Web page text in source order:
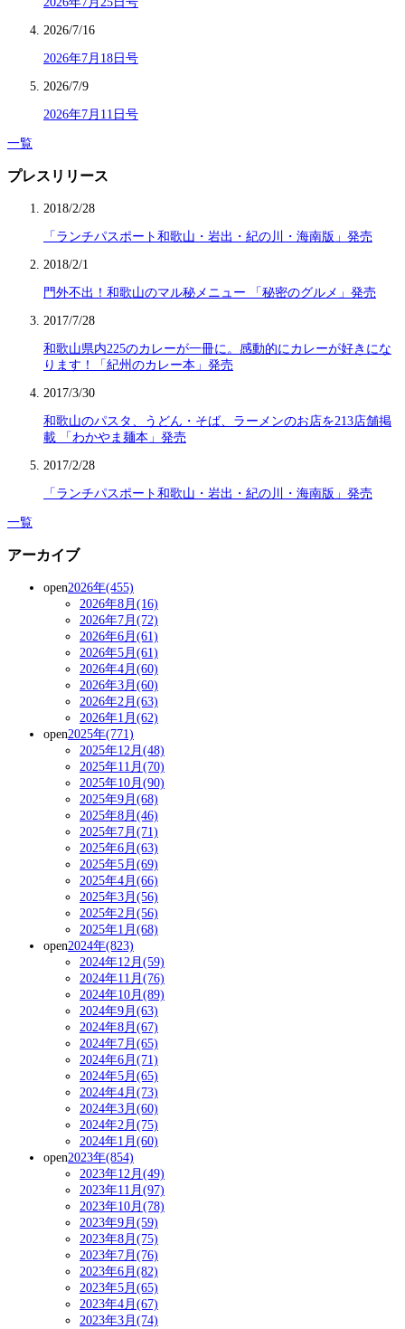
2026/7/16
2026年7月18日号
2026/7/9
2026年7月11日号
一覧
プレスリリース
2018/2/28
「ランチパスポート和歌山・岩出・紀の川・海南版」発売
2018/2/1
門外不出！和歌山のマル秘メニュー 「秘密のグルメ」発売
2017/7/28
和歌山県内225のカレーが一冊に。感動的にカレーが好きにな
ります！「紀州のカレー本」発売
2017/3/30
和歌山のパスタ、うどん・そば、ラーメンのお店を213店舗掲
載 「わかやま麺本」発売
2017/2/28
「ランチパスポート和歌山・岩出・紀の川・海南版」発売
一覧
アーカイブ
open2026年(455)
2026年8月(16)
2026年7月(72)
2026年6月(61)
2026年5月(61)
2026年4月(60)
2026年3月(60)
2026年2月(63)
2026年1月(62)
open2025年(771)
2025年12月(48)
2025年11月(70)
2025年10月(90)
2025年9月(68)
2025年8月(46)
2025年7月(71)
2025年6月(63)
2025年5月(69)
2025年4月(66)
2025年3月(56)
2025年2月(56)
2025年1月(68)
open2024年(823)
2024年12月(59)
2024年11月(76)
2024年10月(89)
2024年9月(63)
2024年8月(67)
2024年7月(65)
2024年6月(71)
2024年5月(65)
2024年4月(73)
2024年3月(60)
2024年2月(75)
2024年1月(60)
open2023年(854)
2023年12月(49)
2023年11月(97)
2023年10月(78)
2023年9月(59)
2023年8月(75)
2023年7月(76)
2023年6月(82)
2023年5月(65)
2023年4月(67)
2023年3月(74)